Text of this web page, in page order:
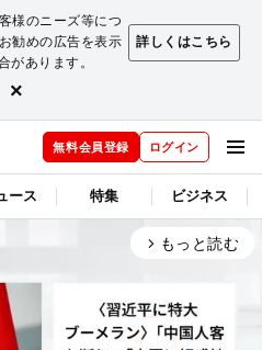
様のニーズ等につ
勧めの広告を表示
があります。
詳しくはこちら
×
無料会員登録 ログイン
ース 特集 ビジネス
arrow_forward_ios もっと読む